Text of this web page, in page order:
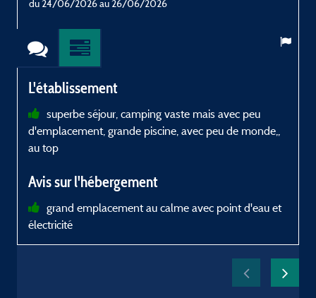
du 24/06/2026 au 26/06/2026
L'établissement
superbe séjour, camping vaste mais avec peu
d'emplacement, grande piscine, avec peu de monde,,
au top
Avis sur l'hébergement
grand emplacement au calme avec point d'eau et
électricité